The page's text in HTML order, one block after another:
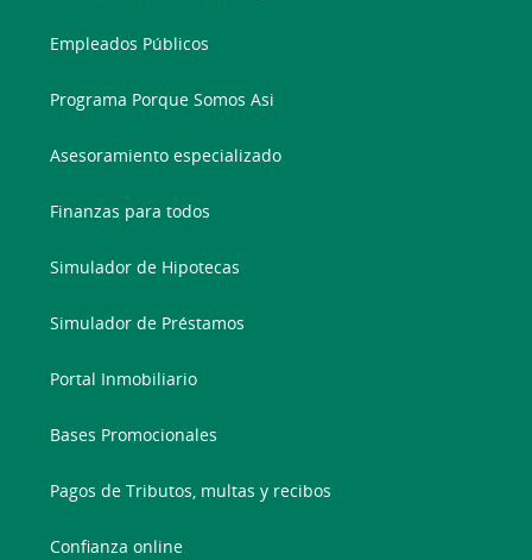
Empleados Públicos
Programa Porque Somos Asi
Asesoramiento especializado
Finanzas para todos
Simulador de Hipotecas
Simulador de Préstamos
Portal Inmobiliario
Bases Promocionales
Pagos de Tributos, multas y recibos
Confianza online